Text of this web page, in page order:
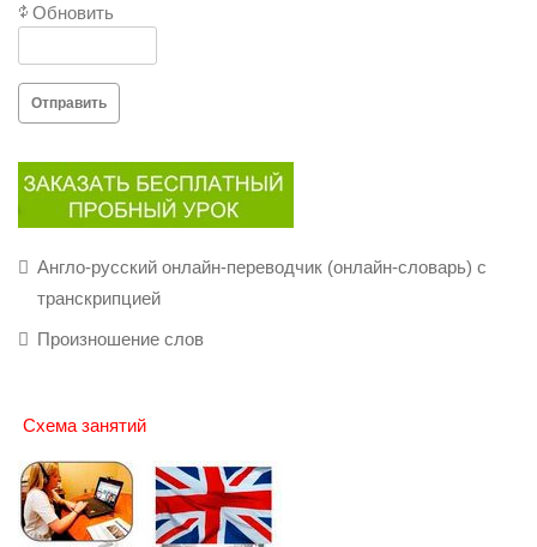
Обновить
Отправить
Англо-русский онлайн-переводчик (онлайн-словарь) с
транскрипцией
Произношение слов
Схема занятий